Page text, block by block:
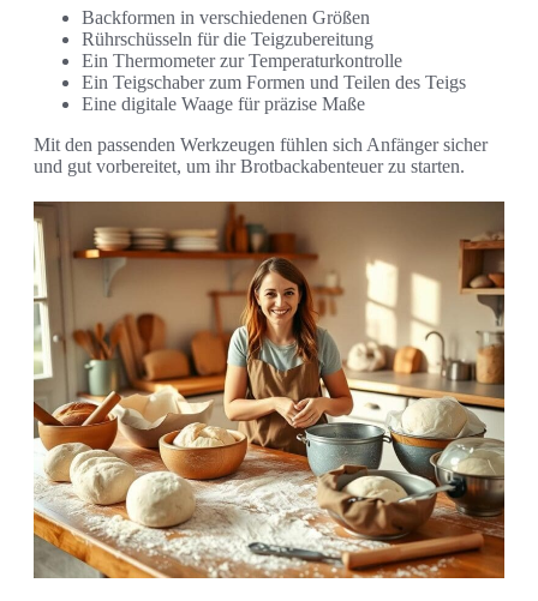
Backformen in verschiedenen Größen
Rührschüsseln für die Teigzubereitung
Ein Thermometer zur Temperaturkontrolle
Ein Teigschaber zum Formen und Teilen des Teigs
Eine digitale Waage für präzise Maße
Mit den passenden Werkzeugen fühlen sich Anfänger sicher
und gut vorbereitet, um ihr Brotbackabenteuer zu starten.